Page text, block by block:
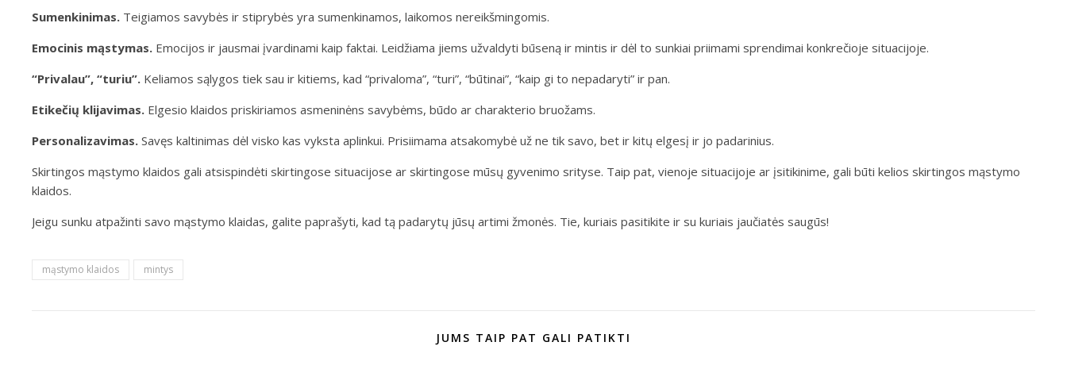
Sumenkinimas. Teigiamos savybės ir stiprybės yra sumenkinamos, laikomos nereikšmingomis.
Emocinis mąstymas. Emocijos ir jausmai įvardinami kaip faktai. Leidžiama jiems užvaldyti būseną ir mintis ir dėl to sunkiai priimami sprendimai konkrečioje situacijoje.
“Privalau”, “turiu”. Keliamos sąlygos tiek sau ir kitiems, kad “privaloma”, “turi”, “būtinai”, “kaip gi to nepadaryti” ir pan.
Etikečių klijavimas. Elgesio klaidos priskiriamos asmeninėns savybėms, būdo ar charakterio bruožams.
Personalizavimas. Savęs kaltinimas dėl visko kas vyksta aplinkui. Prisiimama atsakomybė už ne tik savo, bet ir kitų elgesį ir jo padarinius.
Skirtingos mąstymo klaidos gali atsispindėti skirtingose situacijose ar skirtingose mūsų gyvenimo srityse. Taip pat, vienoje situacijoje ar įsitikinime, gali būti kelios skirtingos mąstymo
klaidos.
Jeigu sunku atpažinti savo mąstymo klaidas, galite paprašyti, kad tą padarytų jūsų artimi žmonės. Tie, kuriais pasitikite ir su kuriais jaučiatės saugūs!
mąstymo klaidos mintys
JUMS TAIP PAT GALI PATIKTI